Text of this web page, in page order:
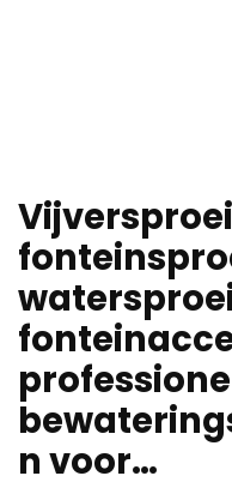
n voor…